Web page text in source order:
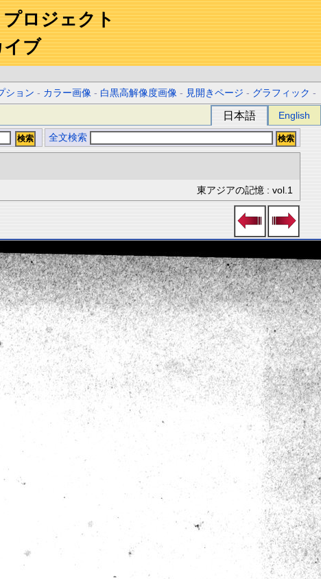
ロジェクト
イブ
ション - カラー画像 - 白黒高解像度画像 - 見開きページ - グラフィック -
日本語 English
全文検索
東アジアの記憶 : vol.1